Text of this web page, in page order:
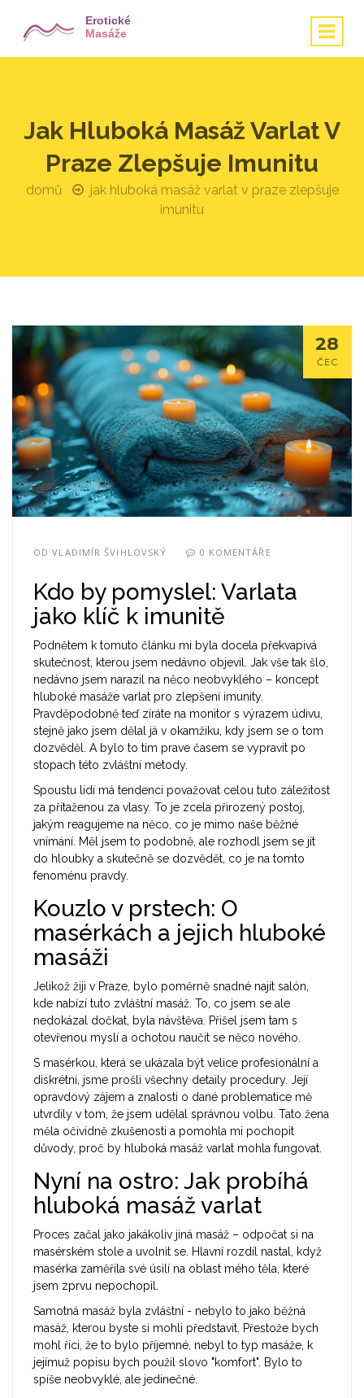
Jak Hluboká Masáž Varlat V
Praze Zlepšuje Imunitu
domů
jak hluboká masáž varlat v praze zlepšuje
imunitu
28
ČEC
ODVLADIMÍR ŠVIHLOVSKÝ 0 KOMENTÁŘE
Kdo by pomyslel: Varlata
jako klíč k imunitě
Podnětem k tomuto článku mi byla docela překvapivá
skutečnost, kterou jsem nedávno objevil. Jak vše tak šlo,
nedávno jsem narazil na něco neobvyklého – koncept
hluboké masáže varlat pro zlepšení imunity.
Pravděpodobně teď zíráte na monitor s výrazem údivu,
stejně jako jsem dělal já v okamžiku, kdy jsem se o tom
dozvěděl. A bylo to tim prave časem se vypravit po
stopach této zvláštní metody.
Spoustu lidí má tendenci považovat celou tuto záležitost
za přitaženou za vlasy. To je zcela přirozený postoj,
jakým reagujeme na něco, co je mimo naše běžné
vnímání. Měl jsem to podobně, ale rozhodl jsem se jít
do hloubky a skutečně se dozvědět, co je na tomto
fenoménu pravdy.
Kouzlo v prstech: O
masérkách a jejich hluboké
masáži
Jelikož žiji v Praze, bylo poměrně snadné najít salón,
kde nabízí tuto zvláštní masáž. To, co jsem se ale
nedokázal dočkat, byla návštěva. Přišel jsem tam s
otevřenou myslí a ochotou naučit se něco nového.
S masérkou, která se ukázala být velice profesionální a
diskrétní, jsme prošli všechny detaily procedury. Její
opravdový zájem a znalosti o dané problematice mě
utvrdily v tom, že jsem udělal správnou volbu. Tato žena
měla očividně zkušenosti a pomohla mi pochopit
důvody, proč by hluboká masáž varlat mohla fungovat.
Nyní na ostro: Jak probíhá
hluboká masáž varlat
Proces začal jako jakákoliv jiná masáž – odpočat si na
masérském stole a uvolnit se. Hlavní rozdíl nastal, když
masérka zaměřila své úsilí na oblast mého těla, které
jsem zprvu nepochopil.
Samotná masáž byla zvláštní - nebylo to jako běžná
masáž, kterou byste si mohli představit. Přestože bych
mohl říci, že to bylo příjemné, nebyl to typ masáže, k
jejímuž popisu bych použil slovo "komfort". Bylo to
spíše neobvyklé, ale jedinečné.